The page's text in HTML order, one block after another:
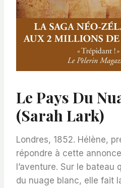
Le Pays Du
(Sarah Lark)
Londres, 1852. Hélène,
répondre à cette
l’aventure. Sur le bateau
du nuage blanc, elle fait